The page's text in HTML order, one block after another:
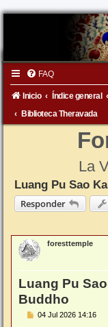
FAQ
Inicio Índice general
Biblioteca Theravada
La
Luang Pu Sao
Responder
foresttemple
Luang Pu
Buddho
M
04 Jul 2026 14:16